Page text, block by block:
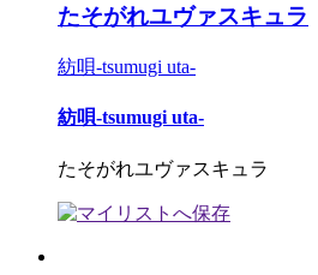
たそがれユヴァスキュラ
紡唄-tsumugi uta-
紡唄-tsumugi uta-
たそがれユヴァスキュラ